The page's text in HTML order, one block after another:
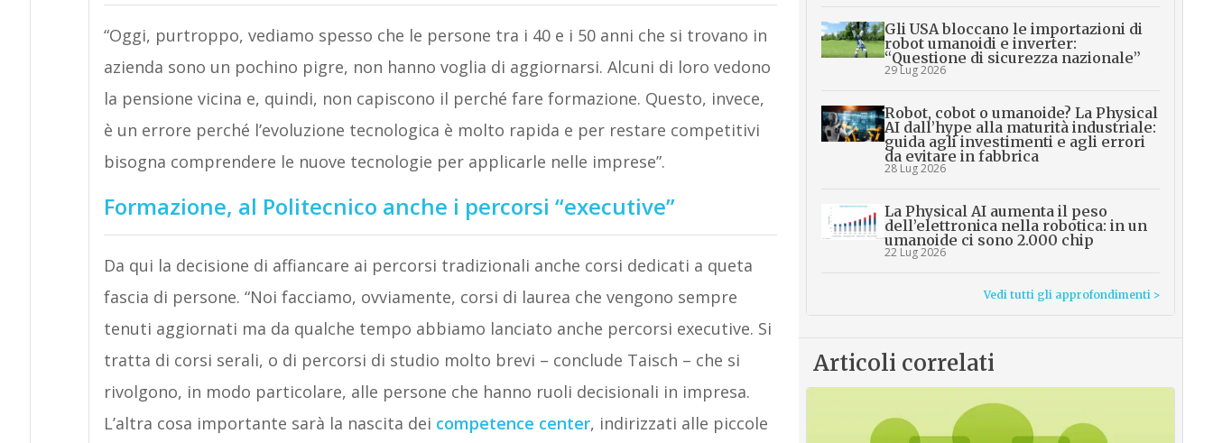
“Oggi, purtroppo, vediamo spesso che le persone tra i 40 e i 50 anni che si trovano in
azienda sono un pochino pigre, non hanno voglia di aggiornarsi. Alcuni di loro vedono
la pensione vicina e, quindi, non capiscono il perché fare formazione. Questo, invece,
è un errore perché l’evoluzione tecnologica è molto rapida e per restare competitivi
bisogna comprendere le nuove tecnologie per applicarle nelle imprese”.
Formazione, al Politecnico anche i percorsi “executive”
Da qui la decisione di affiancare ai percorsi tradizionali anche corsi dedicati a queta
fascia di persone. “Noi facciamo, ovviamente, corsi di laurea che vengono sempre
tenuti aggiornati ma da qualche tempo abbiamo lanciato anche percorsi executive. Si
tratta di corsi serali, o di percorsi di studio molto brevi – conclude Taisch – che si
rivolgono, in modo particolare, alle persone che hanno ruoli decisionali in impresa.
L’altra cosa importante sarà la nascita dei competence center, indirizzati alle piccole
Gli USA bloccano le importazioni di
robot umanoidi e inverter:
“Questione di sicurezza nazionale”
29 Lug 2026
Robot, cobot o umanoide? La Physical
AI dall’hype alla maturità industriale:
guida agli investimenti e agli errori
da evitare in fabbrica
28 Lug 2026
La Physical AI aumenta il peso
dell’elettronica nella robotica: in un
umanoide ci sono 2.000 chip
22 Lug 2026
Vedi tutti gli approfondimenti >
Articoli correlati